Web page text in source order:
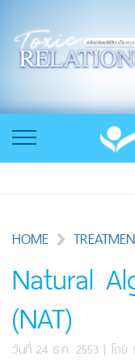
HOME
Natural
(NAT)
วันที่ 24 ธ.ค. 2553 | โดย